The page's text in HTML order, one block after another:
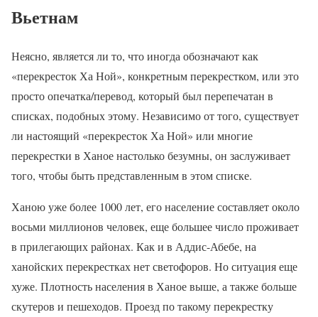
Вьетнам
Неясно, является ли то, что иногда обозначают как
«перекресток Ха Ной», конкретным перекрестком, или это
просто опечатка/перевод, который был перепечатан в
списках, подобных этому. Независимо от того, существует
ли настоящий «перекресток Ха Ной» или многие
перекрестки в Ханое настолько безумны, он заслуживает
того, чтобы быть представленным в этом списке.
Ханою уже более 1000 лет, его население составляет около
восьми миллионов человек, еще большее число проживает
в прилегающих районах. Как и в Аддис-Абебе, на
ханойских перекрестках нет светофоров. Но ситуация еще
хуже. Плотность населения в Ханое выше, а также больше
скутеров и пешеходов. Проезд по такому перекрестку